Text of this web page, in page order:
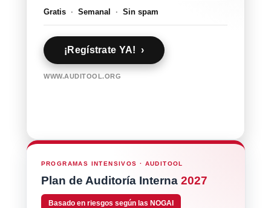
Gratis · Semanal · Sin spam
¡Regístrate YA! ›
WWW.AUDITOOL.ORG
PROGRAMAS INTENSIVOS · AUDITOOL
Plan de Auditoría Interna 2027
Basado en riesgos según las NOGAI